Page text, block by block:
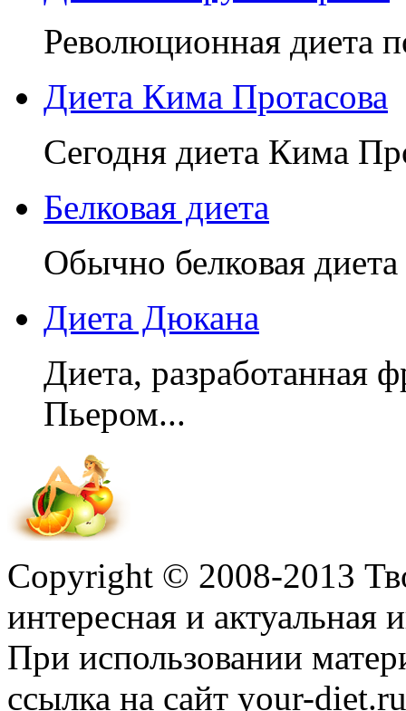
Революционная диета
Диета Кима Протасова
Сегодня диета Кима
Белковая диета
Обычно белковая
Диета Дюкана
Диета, разработанная
Пьером...
Copyright © 2008-2013
интересная и
При использовании
ссылка на сайт your-